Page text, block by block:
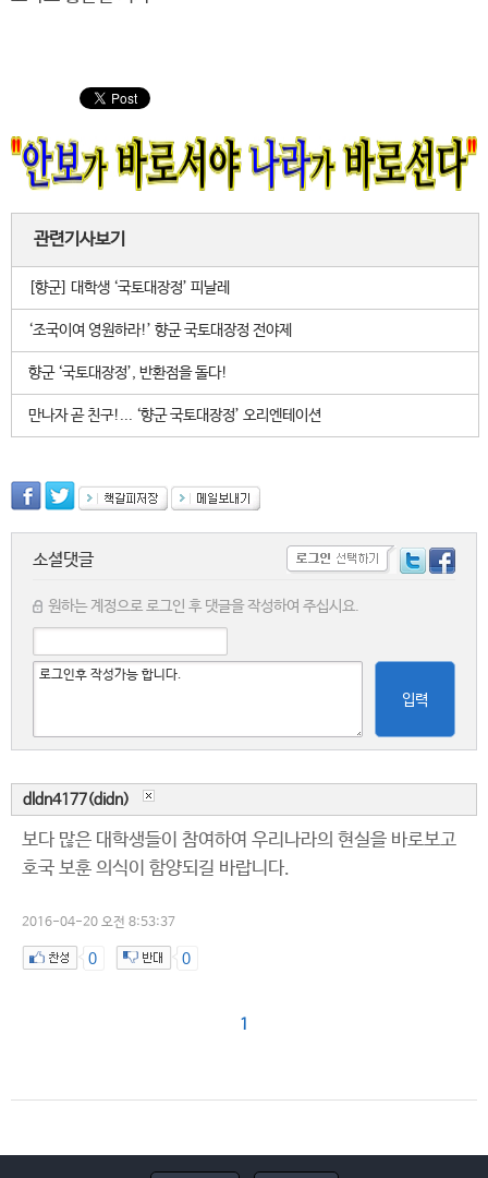
관련기사보기
[향군] 대학생 ‘국토대장정’ 피날레
‘조국이여 영원하라!’ 향군 국토대장정 전야제
향군 ‘국토대장정’, 반환점을 돌다!
만나자 곧 친구!... ‘향군 국토대장정’ 오리엔테이션
소셜댓글
원하는 계정으로 로그인 후 댓글을 작성하여 주십시요.
입력
dldn4177(didn)
보다 많은 대학생들이 참여하여 우리나라의 현실을 바로보고
호국 보훈 의식이 함양되길 바랍니다.
2016-04-20 오전 8:53:37
0 0
1